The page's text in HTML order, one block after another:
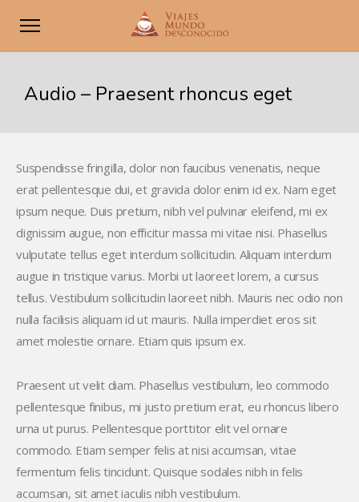
Audio – Praesent rhoncus eget
Suspendisse fringilla, dolor non faucibus venenatis, neque
erat pellentesque dui, et gravida dolor enim id ex. Nam eget
ipsum neque. Duis pretium, nibh vel pulvinar eleifend, mi ex
dignissim augue, non efficitur massa mi vitae nisi. Phasellus
vulputate tellus eget interdum sollicitudin. Aliquam interdum
augue in tristique varius. Morbi ut laoreet lorem, a cursus
tellus. Vestibulum sollicitudin laoreet nibh. Mauris nec odio non
nulla facilisis aliquam id ut mauris. Nulla imperdiet eros sit
amet molestie ornare. Etiam quis ipsum ex.
Praesent ut velit diam. Phasellus vestibulum, leo commodo
pellentesque finibus, mi justo pretium erat, eu rhoncus libero
urna ut purus. Pellentesque porttitor elit vel ornare
commodo. Etiam semper felis at nisi accumsan, vitae
fermentum felis tincidunt. Quisque sodales nibh in felis
accumsan, sit amet iaculis nibh vestibulum.